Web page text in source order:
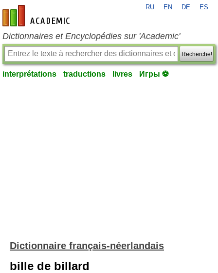
fr-academic.com
RU EN DE ES
Dictionnaires et Encyclopédies sur 'Academic'
Recherche!
interprétations traductions livres Игры ⚽
Dictionnaire français-néerlandais
bille de billard